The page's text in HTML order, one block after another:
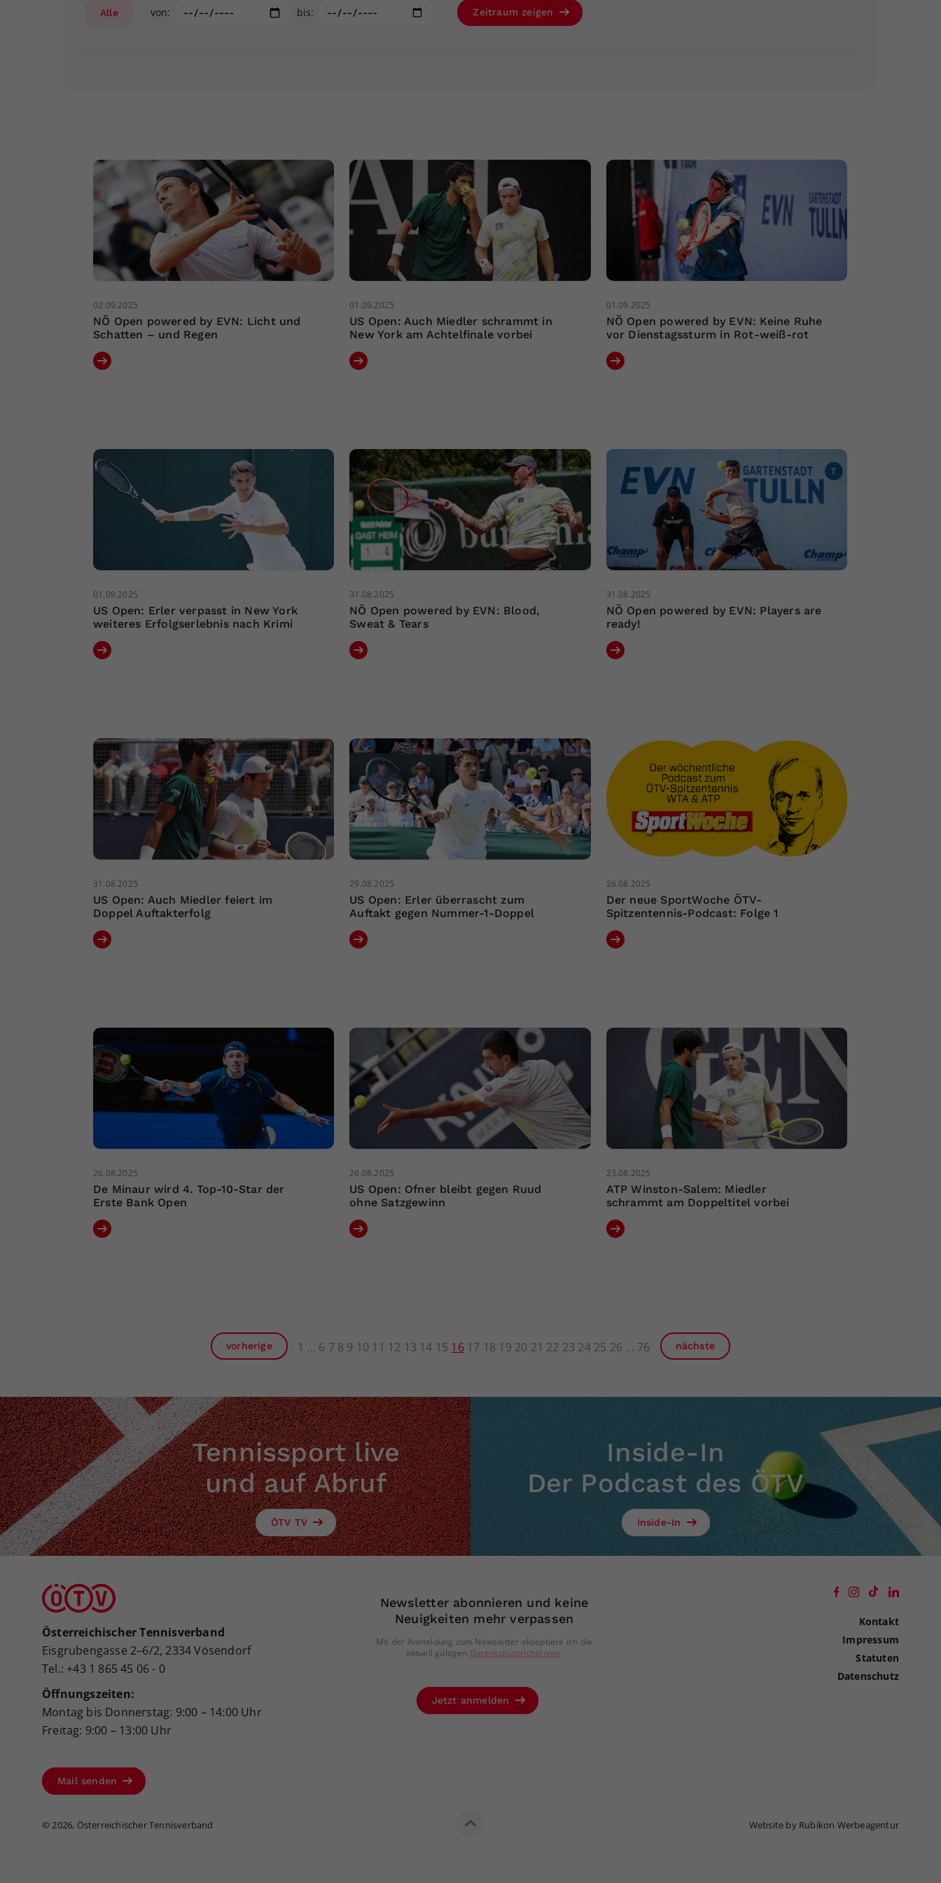
Alle von: bis: Zeitraum zeigen
02.09.2025
NÖ Open powered by EVN: Licht und
Schatten – und Regen
01.09.2025
US Open: Auch Miedler schrammt in
New York am Achtelfinale vorbei
01.09.2025
NÖ Open powered by EVN: Keine Ruhe
vor Dienstagssturm in Rot-weiß-rot
01.09.2025
US Open: Erler verpasst in New York
weiteres Erfolgserlebnis nach Krimi
31.08.2025
NÖ Open powered by EVN: Blood,
Sweat & Tears
31.08.2025
NÖ Open powered by EVN: Players are
ready!
31.08.2025
US Open: Auch Miedler feiert im
Doppel Auftakterfolg
29.08.2025
US Open: Erler überrascht zum
Auftakt gegen Nummer-1-Doppel
26.08.2025
Der neue SportWoche ÖTV-
Spitzentennis-Podcast: Folge 1
26.08.2025
De Minaur wird 4. Top-10-Star der
Erste Bank Open
26.08.2025
US Open: Ofner bleibt gegen Ruud
ohne Satzgewinn
23.08.2025
ATP Winston-Salem: Miedler
schrammt am Doppeltitel vorbei
vorherige 1 6 7 8 9 10 11 12 13 14 15 16 17 18 19 20 21 22 23 24 25 26 76 nächste
Tennissport live
und auf Abruf
ÖTV TV
Inside-In
Der Podcast des ÖTV
Inside-In
Österreichischer Tennisverband
Eisgrubengasse 2–6/2, 2334 Vösendorf
Tel.: +43 1 865 45 06 - 0
Öffnungszeiten:
Montag bis Donnerstag: 9:00 – 14:00 Uhr
Freitag: 9:00 – 13:00 Uhr
Mail senden
Newsletter abonnieren und keine
Neuigkeiten mehr verpassen
Mit der Anmeldung zum Newsletter akzeptiere ich die
aktuell gültigen Datenschutzrichtlinien.
Jetzt anmelden
Kontakt
Impressum
Statuten
Datenschutz
© 2026, Österreichischer Tennisverband Website by Rubikon Werbeagentur
Ihrer vorgenommen Einstellungen, falls der